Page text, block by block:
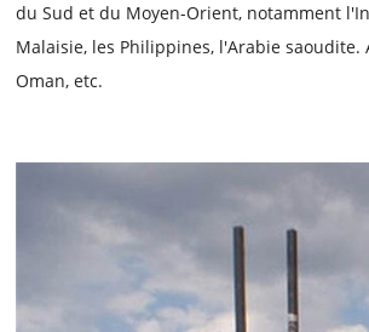
du Sud et du Moyen-Orient, notamment
Malaisie, les Philippines, l'Arabie saoudite.
Oman, etc.